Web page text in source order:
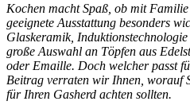
Kochen macht Spaß, ob mit
geeignete Ausstattung besonders
Glaskeramik,
große Auswahl an Töpfen aus
oder Emaille. Doch welcher passt
Beitrag verraten wir Ihnen, worauf
für Ihren Gasherd achten sollten.